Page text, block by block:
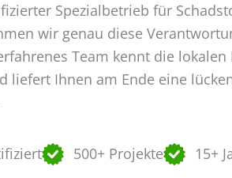
Spezialbetrieb für
wir genau diese
Team kennt die
liefert Ihnen am Ende eine
500+ Projekte 15+